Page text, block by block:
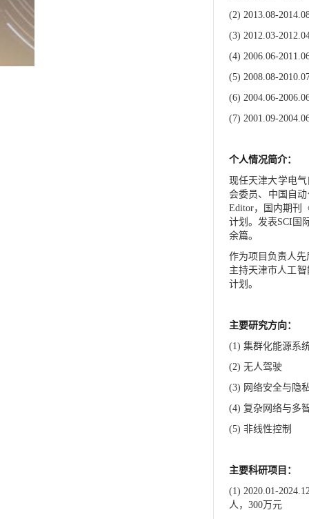
(2) 2013.08-
(3) 2012.03-
(4) 2006.06-
(5) 2008.08-
(6) 2004.06-
(7) 2001.09-
个人情况简介：
现任天津大学电
会委员、中国自
Editor，
国内期刊
计划。发表SCI 国
余篇。
作为项目负责人先
主持天津市人工
计划。
主要研究方向：
(1) 集群化能源系
(2) 无人驾驶
(3) 网络安全与隐
(4) 复杂网络与多
(5) 非线性控制
主要科研项目：
(1) 2020.01-
人， 300万元